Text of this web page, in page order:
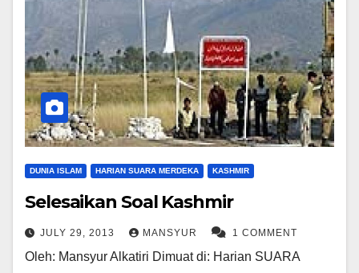
DUNIA ISLAM HARIAN SUARA MERDEKA KASHMIR
Selesaikan Soal Kashmir
JULY 29, 2013 MANSYUR 1 COMMENT
Oleh: Mansyur Alkatiri Dimuat di: Harian SUARA